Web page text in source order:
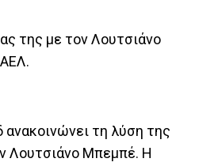
της με τον Λουτσιάνο
τη λύση της
Λουτσιάνο Μπεμπέ. Η